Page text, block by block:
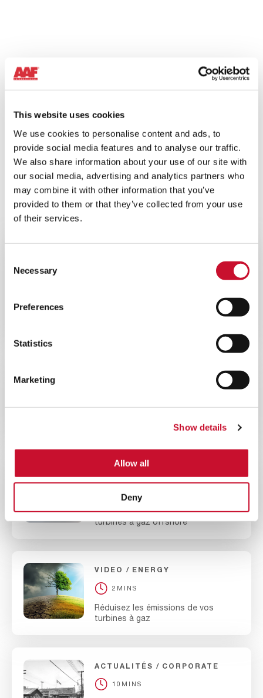
This website uses cookies
We use cookies to personalise content and ads, to
provide social media features and to analyse our traffic.
We also share information about your use of our site with
our social media, advertising and analytics partners who
may combine it with other information that you’ve
provided to them or that they’ve collected from your use
of their services.
Selection
Necessary
Preferences
Statistics
Marketing
Show details
Allow all
Deny
BLOG ENERGY
10MINS
Les avantages de la mise à niveau
d’une turbine à gaz par la filtration
Évaluer les meilleurs systèmes de
filtration pour turbines à gaz dans
les environnements à forte teneur en
dans les centrales nucléaires
60MINS
Webinaire sur la filtration des
turbines à gaz offshore
VIDEO ENERGY
2MINS
Réduisez les émissions de vos
turbines à gaz
ACTUALITÉS CORPORATE
10MINS